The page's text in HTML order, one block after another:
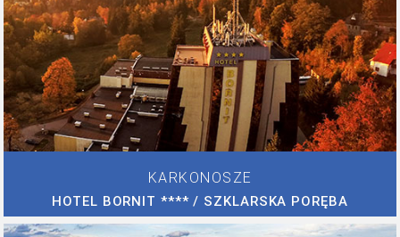
KARKONOSZE
HOTEL BORNIT **** / SZKLARSKA PORĘBA